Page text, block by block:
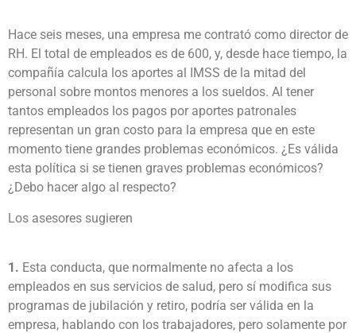
Hace seis meses, una empresa me contrató como director de
RH. El total de empleados es de 600, y, desde hace tiempo, la
compañía calcula los aportes al IMSS de la mitad del
personal sobre montos menores a los sueldos. Al tener
tantos empleados los pagos por aportes patronales
representan un gran costo para la empresa que en este
momento tiene grandes problemas económicos. ¿Es válida
esta política si se tienen graves problemas económicos?
¿Debo hacer algo al respecto?
Los asesores sugieren
1. Esta conducta, que normalmente no afecta a los
empleados en sus servicios de salud, pero sí modifica sus
programas de jubilación y retiro, podría ser válida en la
empresa, hablando con los trabajadores, pero solamente por